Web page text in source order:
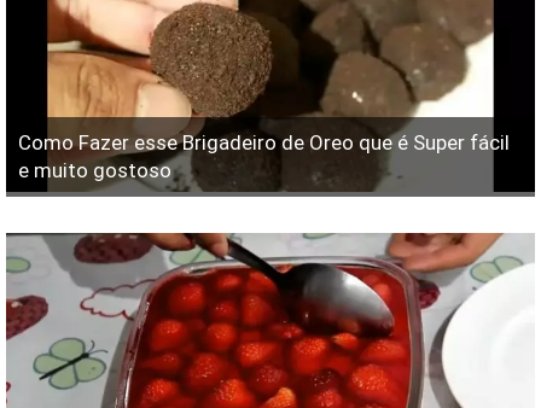
Como Fazer esse Brigadeiro de Oreo que é Super fácil
e muito gostoso